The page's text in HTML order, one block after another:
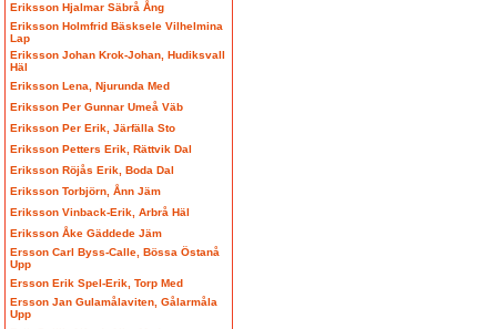
Eriksson Hjalmar Säbrå Ång
Eriksson Holmfrid Bäsksele Vilhelmina
Lap
Eriksson Johan Krok-Johan, Hudiksvall
Häl
Eriksson Lena, Njurunda Med
Eriksson Per Gunnar Umeå Väb
Eriksson Per Erik, Järfälla Sto
Eriksson Petters Erik, Rättvik Dal
Eriksson Röjås Erik, Boda Dal
Eriksson Torbjörn, Ånn Jäm
Eriksson Vinback-Erik, Arbrå Häl
Eriksson Åke Gäddede Jäm
Ersson Carl Byss-Calle, Bössa Östanå
Upp
Ersson Erik Spel-Erik, Torp Med
Ersson Jan Gulamålaviten, Gålarmåla
Upp